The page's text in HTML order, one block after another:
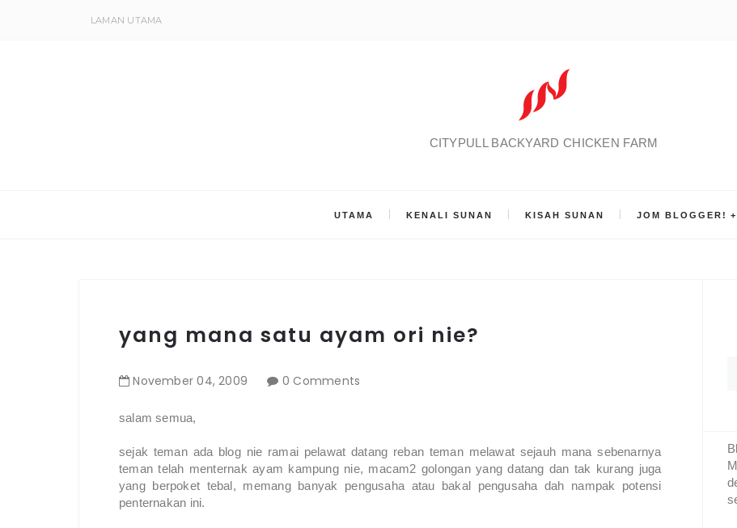
LAMAN UTAMA
CITYPULL BACKYARD CHICKEN FARM
UTAMA KENALI SUNAN KISAH SUNAN JOM BLOGGER!
yang mana satu ayam ori nie?
November 04,2009 0 Comments
salam semua,
sejak teman ada blog nie ramai pelawat datang reban teman melawat sejauh mana sebenarnya
teman telah menternak ayam kampung nie, macam2 golongan yang datang dan tak kurang juga
yang berpoket tebal, memang banyak pengusaha atau bakal pengusaha dah nampak potensi
penternakan ini.